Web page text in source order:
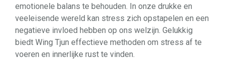
emotionele balans te behouden. In onze drukke en
veeleisende wereld kan stress zich opstapelen en een
negatieve invloed hebben op ons welzijn. Gelukkig
biedt Wing Tjun effectieve methoden om stress af te
voeren en innerlijke rust te vinden.